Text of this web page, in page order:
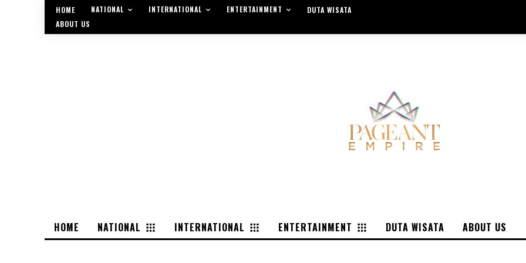
HOME NATIONAL INTERNATIONAL ENTERTAINMENT
DUTA WISATA
ABOUT US
HOME NATIONAL INTERNATIONAL ENTERTAINMENT DUTA WISATA ABOUT US